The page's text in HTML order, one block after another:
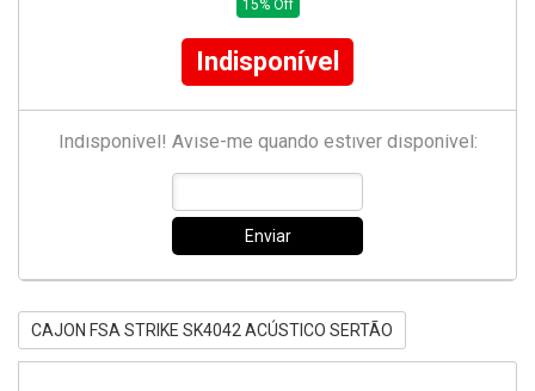
15% Off
Indisponível
Indisponível! Avise-me quando estiver disponível:
Enviar
CAJON FSA STRIKE SK4042 ACÚSTICO SERTÃO